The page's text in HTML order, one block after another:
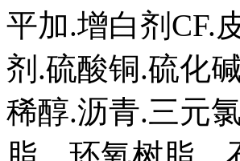
平加.增白剂CF.
剂.硫酸铜.硫化
稀醇.沥青.三元